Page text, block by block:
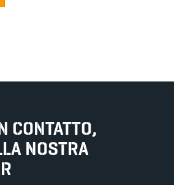
CONTATTO,
NOSTRA